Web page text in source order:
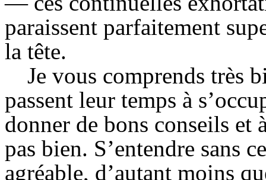
paraissent parfaitement
la tête.
Je vous comprends très
passent leur temps à
donner de bons conseils et
pas bien. S’entendre sans
agréable, d’autant moins